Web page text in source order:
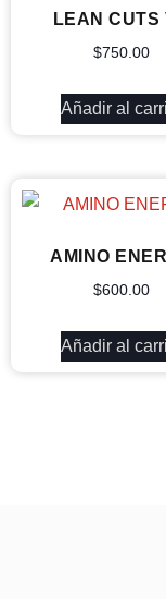
LEAN CUTS
$750.00
Añadir al
AMINO
$600.00
Añadir al